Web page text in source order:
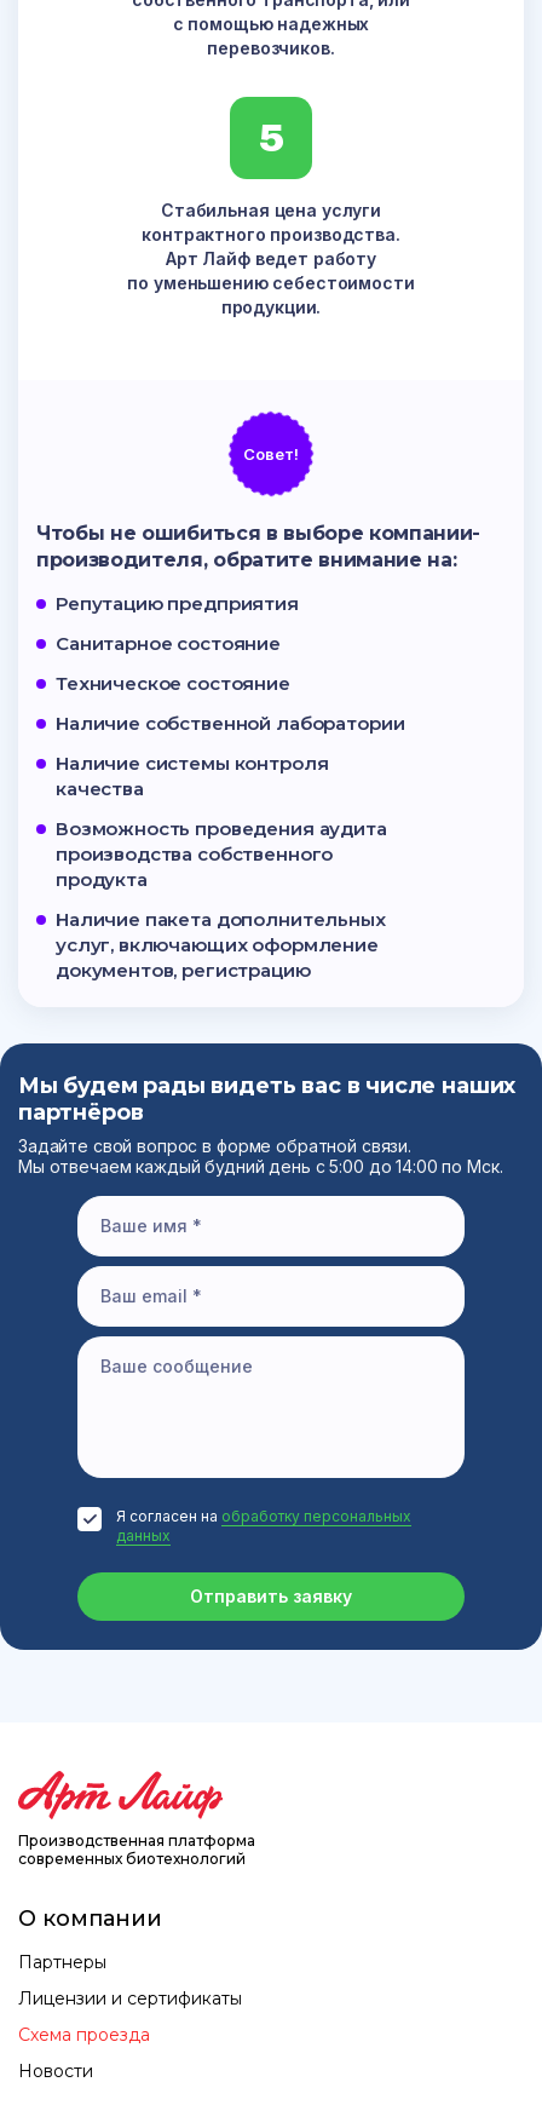
с помощью надежных
перевозчиков.
5
Стабильная цена услуги
контрактного производства.
Арт Лайф ведет работу
по уменьшению себестоимости
продукции.
Совет!
Чтобы не ошибиться в выборе компании-
производителя, обратите внимание на:
Репутацию предприятия
Санитарное состояние
Техническое состояние
Наличие собственной лаборатории
Наличие системы контроля
качества
Возможность проведения аудита
производства собственного
продукта
Наличие пакета дополнительных
услуг, включающих оформление
документов, регистрацию
Мы будем рады видеть вас в числе наших
партнёров
Задайте свой вопрос в форме обратной связи.
Мы отвечаем каждый будний день с 5:00 до 14:00 по Мск.
Отправить заявку
Я согласен на обработку персональных
данных
Производственная платформа
современных биотехнологий
О компании
Партнеры
Лицензии и сертификаты
Схема проезда
Новости